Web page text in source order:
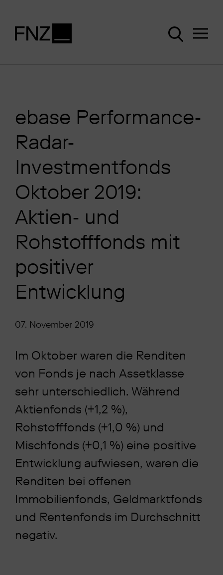
ebase Performance-
Radar-
Investmentfonds
Oktober 2019:
Aktien- und
Rohstofffonds mit
positiver
Entwicklung
07. November 2019
Im Oktober waren die Renditen
von Fonds je nach Assetklasse
sehr unterschiedlich. Während
Aktienfonds (+1,2 %),
Rohstofffonds (+1,0 %) und
Mischfonds (+0,1 %) eine positive
Entwicklung aufwiesen, waren die
Renditen bei offenen
Immobilienfonds, Geldmarktfonds
und Rentenfonds im Durchschnitt
negativ.